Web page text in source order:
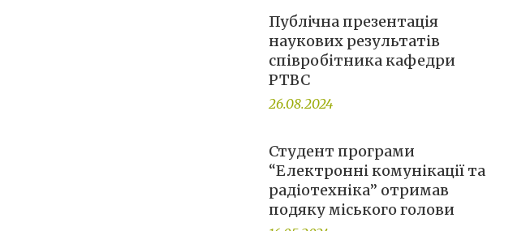
Публічна презентація
наукових результатів
співробітника кафедри
РТВС
26.08.2024
Студент програми
“Електронні комунікації та
радіотехніка” отримав
подяку міського голови